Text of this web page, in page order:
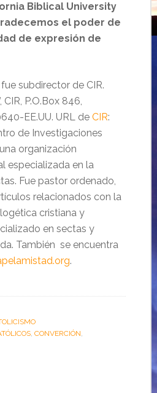
Biblical University
el poder de
de expresión de
fue subdirector de CIR.
CIR, P.O.Box 846,
EE.UU. URL de CIR:
de Investigaciones
organización
especializada en la
Fue pastor ordenado,
relacionados con la
cristiana y
en sectas y
También se encuentra
.
, CONVERCIÓN,